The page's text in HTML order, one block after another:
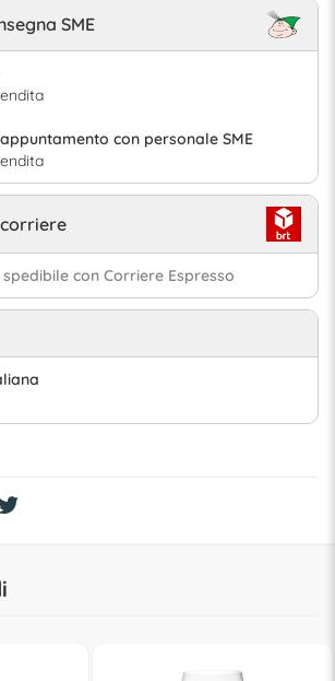
SME
con personale SME
con Corriere Espresso